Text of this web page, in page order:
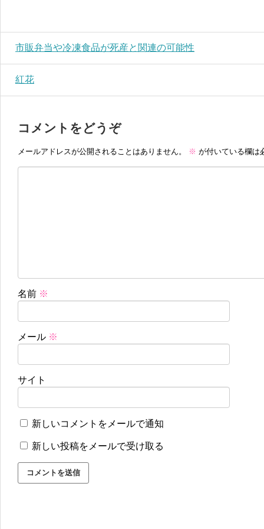
市販弁当や冷凍食品が死産と関連の可能性
紅花
コメントをどうぞ
メールアドレスが公開されることはありません。 ※ が付いている欄は
名前 ※
メール ※
サイト
新しいコメントをメールで通知
新しい投稿をメールで受け取る